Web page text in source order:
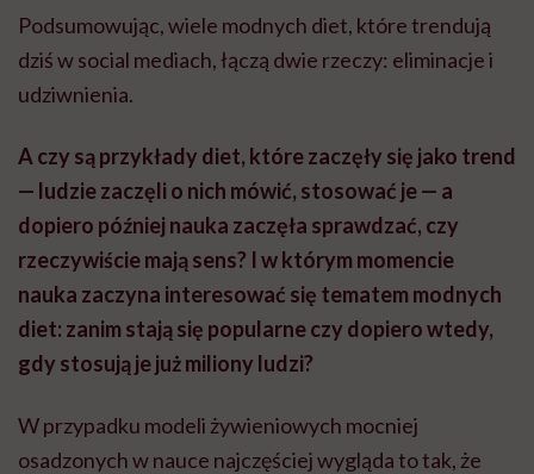
Podsumowując, wiele modnych diet, które trendują
dziś w social mediach, łączą dwie rzeczy: eliminacje i
udziwnienia.
A czy są przykłady diet, które zaczęły się jako trend
— ludzie zaczęli o nich mówić, stosować je — a
dopiero później nauka zaczęła sprawdzać, czy
rzeczywiście mają sens? I w którym momencie
nauka zaczyna interesować się tematem modnych
diet: zanim stają się popularne czy dopiero wtedy,
gdy stosują je już miliony ludzi?
W przypadku modeli żywieniowych mocniej
osadzonych w nauce najczęściej wygląda to tak, że